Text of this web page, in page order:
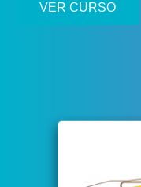
VER CURSO